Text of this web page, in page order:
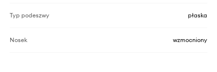
Typ podeszwy płaska
Nosek wzmocniony